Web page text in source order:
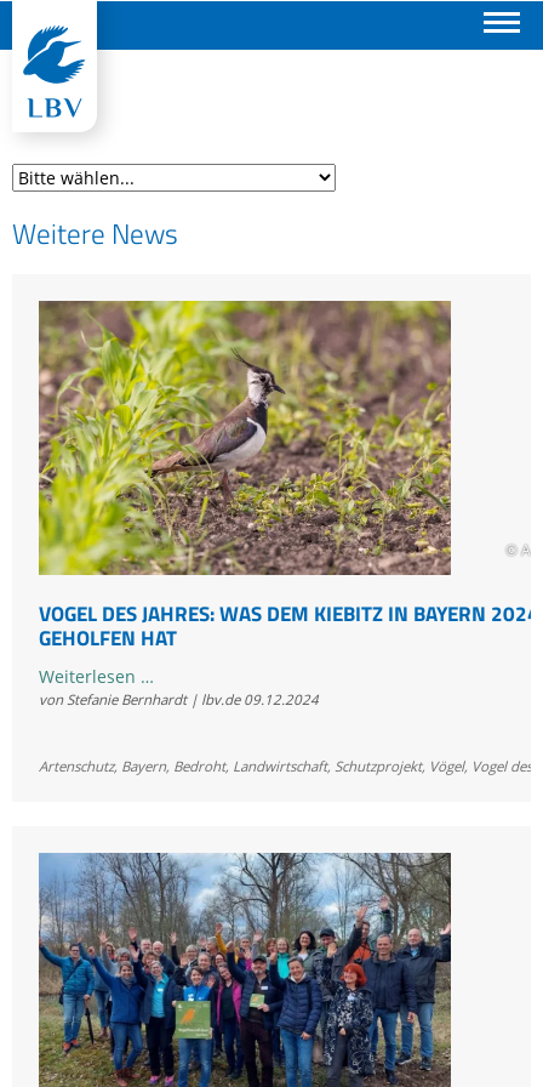
Weitere News
©
VOGEL DES JAHRES: WAS DEM KIEBITZ IN BAYERN 2024
GEHOLFEN HAT
Weiterlesen …Vogel
des
Was
in
Bayern
2024
geholfen
hat
von Stefanie Bernhardt | lbv.de 09.12.2024
Artenschutz, Bayern, Bedroht, Landwirtschaft, Schutzprojekt, Vögel, Vogel des